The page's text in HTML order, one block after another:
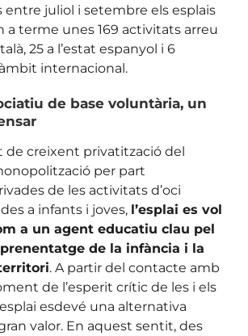
entre juliol i setembre els esplais
a terme unes 169 activitats arreu
25 a l’estat espanyol i 6
internacional.
de base voluntària, un
de creixent privatització del
per part
de les activitats d’oci
a infants i joves, l’esplai es vol
a un agent educatiu clau pel
de la infància i la
. A partir del contacte amb
de l’esperit crític de les i els
esdevé una alternativa
valor. En aquest sentit, des